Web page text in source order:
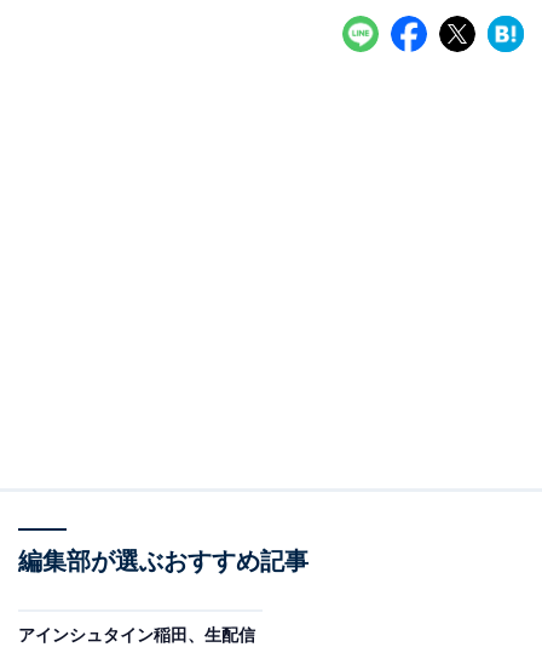
編集部が選ぶおすすめ記事
アインシュタイン稲田、生配信